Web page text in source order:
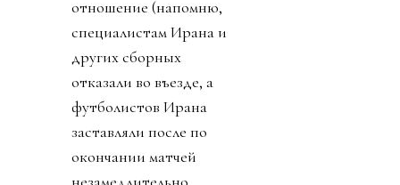
отношение (напомню,
специалистам Ирана и
других сборных
отказали во въезде, а
футболистов Ирана
заставляли после по
окончании матчей